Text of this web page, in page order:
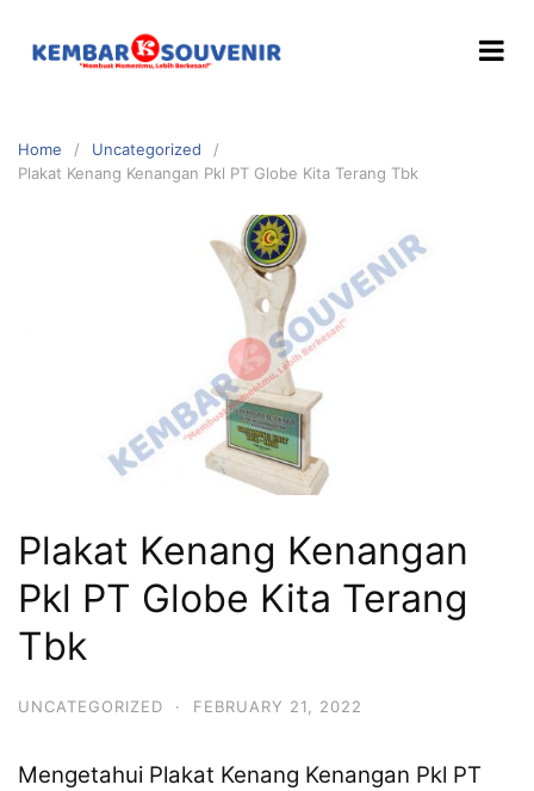
Home
Uncategorized
Plakat Kenang Kenangan Pkl PT Globe Kita Terang Tbk
Plakat Kenang Kenangan
Pkl PT Globe Kita Terang
Tbk
UNCATEGORIZED · FEBRUARY 21, 2022
Mengetahui Plakat Kenang Kenangan Pkl PT